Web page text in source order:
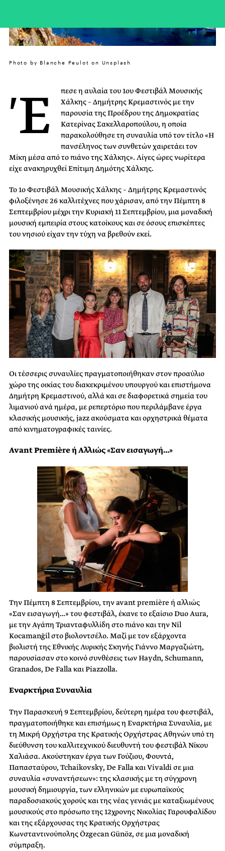
Photo by Blanche Peulot on Unsplash
Έ
πεσε η αυλαία του 1ου Φεστιβάλ Μουσικής
Χάλκης – Δημήτρης Κρεμαστινός με την
παρουσία της Προέδρου της Δημοκρατίας
Κατερίνας Σακελλαροπούλου, η οποία
παρακολούθησε τη συναυλία υπό τον τίτλο «Η
πανσέληνος των συνθετών χαιρετάει τον
Μίκη μέσα από το πιάνο της Χάλκης». Λίγες ώρες νωρίτερα
είχε ανακηρυχθεί Επίτιμη Δημότης Χάλκης.
Το 1ο Φεστιβάλ Μουσικής Χάλκης – Δημήτρης Κρεμαστινός
φιλοξένησε 26 καλλιτέχνες που χάρισαν, από την Πέμπτη 8
Σεπτεμβρίου μέχρι την Κυριακή 11 Σεπτεμβρίου, μια μοναδική
μουσική εμπειρία στους κατοίκους και σε όσους επισκέπτες
του νησιού είχαν την τύχη να βρεθούν εκεί.
Οι τέσσερις συναυλίες πραγματοποιήθηκαν στον προαύλιο
χώρο της οικίας του διακεκριμένου υπουργού και επιστήμονα
Δημήτρη Κρεμαστινού, αλλά και σε διαφορετικά σημεία του
λιμανιού ανά ημέρα, με ρεπερτόριο που περιλάμβανε έργα
κλασικής μουσικής, jazz ακούσματα και ορχηστρικά θέματα
από κινηματογραφικές ταινίες.
Avant Première ή Αλλιώς «Σαν εισαγωγή…»
Την Πέμπτη 8 Σεπτεμβρίου, την avant première ή αλλιώς
«Σαν εισαγωγή…» του φεστιβάλ, έκανε το εξαίσιο Duo Aura,
με την Αγάπη Τριανταφυλλίδη στο πιάνο και την Nil
Kocamanğil στο βιολοντσέλο. Μαζί με τον εξάρχοντα
βιολιστή της Εθνικής Λυρικής Σκηνής Γιάννο Μαργαζιώτη,
παρουσίασαν στο κοινό συνθέσεις των Haydn, Schumann,
Granados, De Falla και Piazzolla.
Εναρκτήρια Συναυλία
Την Παρασκευή 9 Σεπτεμβρίου, δεύτερη ημέρα του φεστιβάλ,
πραγματοποιήθηκε και επισήμως η Εναρκτήρια Συναυλία, με
τη Μικρή Ορχήστρα της Κρατικής Ορχήστρας Αθηνών υπό τη
διεύθυνση του καλλιτεχνικού διευθυντή του φεστιβάλ Νίκου
Χαλιάσα. Ακούστηκαν έργα των Γούζιου, Φουντά,
Παπασταύρου, Tchaikovsky, De Falla και Vivaldi σε μια
συναυλία «συναντήσεων»: της κλασικής με τη σύγχρονη
μουσική δημιουργία, των ελληνικών με ευρωπαϊκούς
παραδοσιακούς χορούς και της νέας γενιάς με καταξιωμένους
μουσικούς στο πρόσωπο της 12χρονης Νικολίας Γαρουφαλίδου
και της εξάρχουσας της Κρατικής Ορχήστρας
Κωνσταντινούπολης Özgecan Günöz, σε μια μοναδική
σύμπραξη.